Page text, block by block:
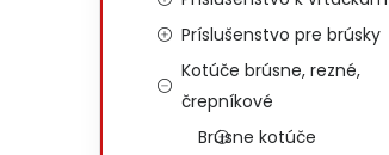
Príslušenstvo pre brúsky
Kotúče brúsne, rezné,
črepníkové
Brúsne kotúče